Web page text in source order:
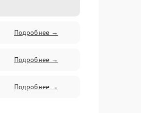
Подробнее →
Подробнее →
Подробнее →